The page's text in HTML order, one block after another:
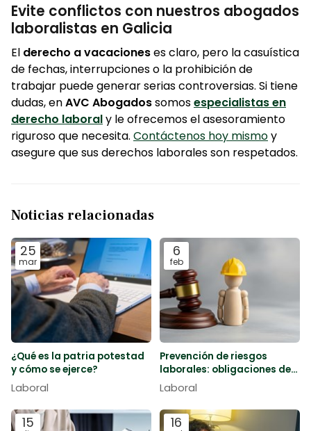
Evite conflictos con nuestros abogados
laboralistas en Galicia
El derecho a vacacioneses claro, pero la casuística
de fechas, interrupciones o la prohibición de
trabajar puede generar serias controversias. Si tiene
dudas, enAVC Abogadossomosespecialistas en
derecho laboraly le ofrecemos el asesoramiento
riguroso que necesita. Contáctenos hoy mismoy
asegure que sus derechos laborales son respetados.
Noticias relacionadas
25
mar
¿Qué es la patria potestad
y cómo se ejerce?
Laboral
6
feb
Prevención de riesgos
laborales: obligaciones del
empresario y derechos del
trabajador
Laboral
15 16